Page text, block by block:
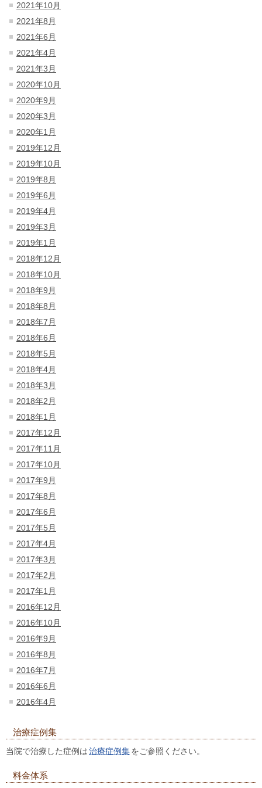
2021年10月
2021年8月
2021年6月
2021年4月
2021年3月
2020年10月
2020年9月
2020年3月
2020年1月
2019年12月
2019年10月
2019年8月
2019年6月
2019年4月
2019年3月
2019年1月
2018年12月
2018年10月
2018年9月
2018年8月
2018年7月
2018年6月
2018年5月
2018年4月
2018年3月
2018年2月
2018年1月
2017年12月
2017年11月
2017年10月
2017年9月
2017年8月
2017年6月
2017年5月
2017年4月
2017年3月
2017年2月
2017年1月
2016年12月
2016年10月
2016年9月
2016年8月
2016年7月
2016年6月
2016年4月
治療症例集
当院で治療した症例は治療症例集をご参照ください。
料金体系